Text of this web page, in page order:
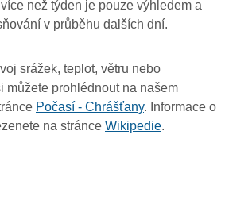
než týden je pouze výhledem a
v průběhu dalších dní.
srážek, teplot, větru nebo
můžete prohlédnout na našem
Počasí - Chrášťany. Informace o
na stránce Wikipedie.